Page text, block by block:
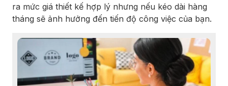
ra mức giá thiết kế hợp lý nhưng nếu kéo dài hàng
tháng sẽ ảnh hưởng đến tiến độ công việc của bạn.